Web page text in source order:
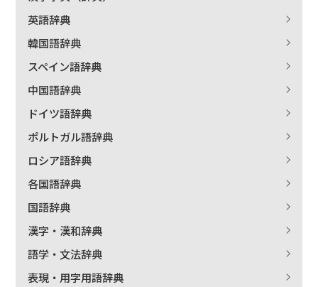
英語辞典
韓国語辞典
スペイン語辞典
中国語辞典
ドイツ語辞典
ポルトガル語辞典
ロシア語辞典
各国語辞典
国語辞典
漢字・漢和辞典
語学・文法辞典
表現・用字用語辞典